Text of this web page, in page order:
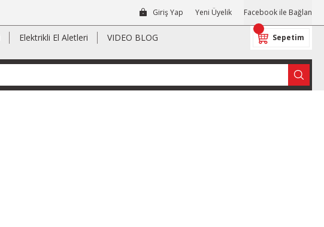
Giriş Yap Yeni Üyelik Facebook ile Bağlan
Elektrikli El Aletleri VIDEO BLOG Sepetim